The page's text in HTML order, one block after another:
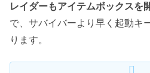
レイダーもアイテムボックスを
で、サバイバーより早く起動キ
ります。